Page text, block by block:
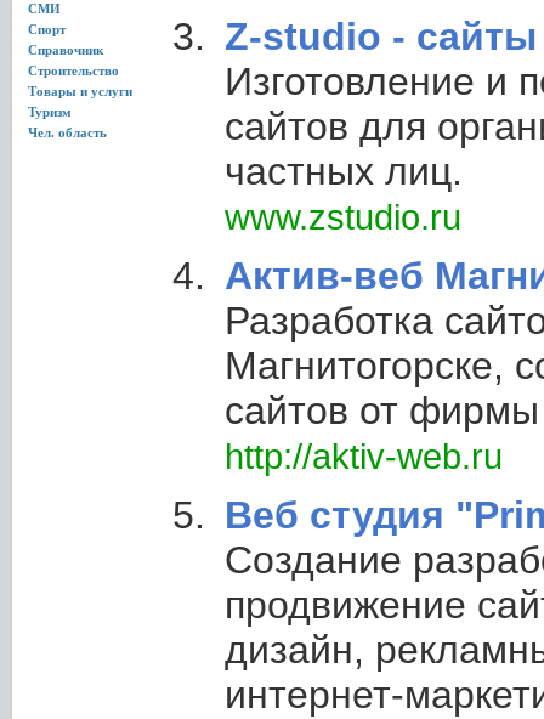
СМИ
Спорт
Справочник
Строительство
Товары и услуги
Туризм
Чел. область
Z-studio -
Изготовление и
сайтов для
частных лиц.
www.zstudio.ru
Актив-веб
Разработка
Магнитогорске,
сайтов от
http://aktiv-web.ru
Веб студия
Создание
продвижение
дизайн,
интернет-